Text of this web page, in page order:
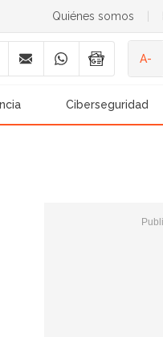
Quiénes somos
A-
Ciberseguridad